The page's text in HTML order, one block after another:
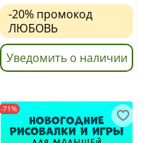
-20% промокод
ЛЮБОВЬ
Уведомить о наличии
-71%